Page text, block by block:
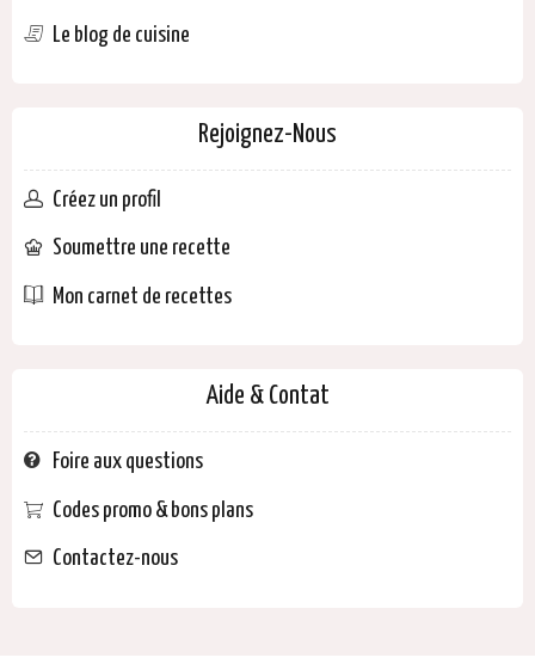
Le blog de cuisine
Rejoignez-Nous
Créez un profil
Soumettre une recette
Mon carnet de recettes
Aide & Contat
Foire aux questions
Codes promo & bons plans
Contactez-nous